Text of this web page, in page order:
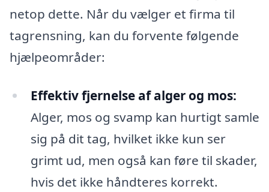
netop dette. Når du vælger et firma til
tagrensning, kan du forvente følgende
hjælpeområder:
Effektiv fjernelse af alger og mos:
Alger, mos og svamp kan hurtigt samle
sig på dit tag, hvilket ikke kun ser
grimt ud, men også kan føre til skader,
hvis det ikke håndteres korrekt.